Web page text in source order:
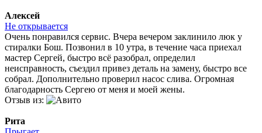
Алексей
Не открывается
Очень понравился сервис. Вчера вечером заклинило люк у
стиралки Бош. Позвонил в 10 утра, в течение часа приехал
мастер Сергей, быстро всё разобрал, определил
неисправность, съездил привез деталь на замену, быстро все
собрал. Дополнительно проверил насос слива. Огромная
благодарность Сергею от меня и моей жены.
Отзыв из:
Рита